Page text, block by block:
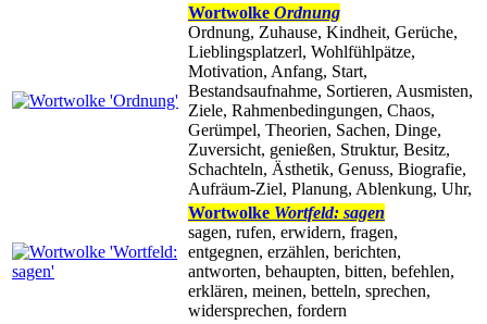
Wortwolke Ordnung
Ordnung, Zuhause, Kindheit, Gerüche,
Lieblingsplatzerl, Wohlfühlpätze,
Motivation, Anfang, Start,
Bestandsaufnahme, Sortieren, Ausmisten,
Ziele, Rahmenbedingungen, Chaos,
Gerümpel, Theorien, Sachen, Dinge,
Zuversicht, genießen, Struktur, Besitz,
Schachteln, Ästhetik, Genuss, Biografie,
Aufräum-Ziel, Planung, Ablenkung, Uhr,
Wortwolke Wortfeld: sagen
sagen, rufen, erwidern, fragen,
entgegnen, erzählen, berichten,
antworten, behaupten, bitten, befehlen,
erklären, meinen, betteln, sprechen,
widersprechen, fordern